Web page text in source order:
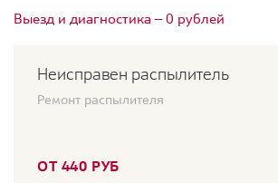
Выезд и диагностика — 0 рублей
Неисправен распылитель
Ремонт распылителя
ОТ 440 РУБ